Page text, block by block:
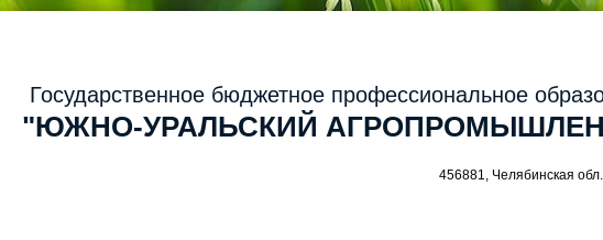
бюджетное профессиональное
УРАЛЬСКИЙ
456881, Челябинская обл.,